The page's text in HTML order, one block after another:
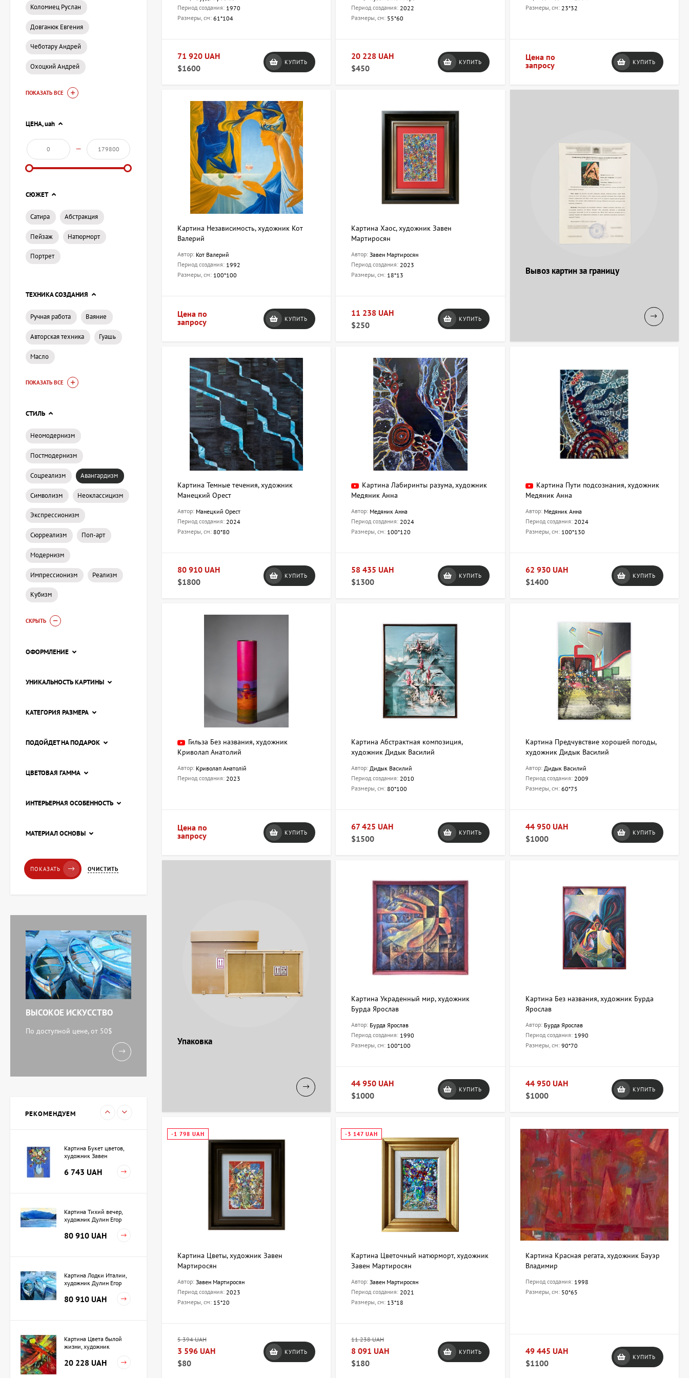
Период создания: 1970
Размеры, см: 61*104
71 920 UAH
$1600
КУПИТЬ
Период создания: 2022
Размеры, см: 55*60
20 228 UAH
$450
КУПИТЬ
Размеры, см: 23*32
Цена по
запросу
КУПИТЬ
Картина Независимость, художник Кот
Валерий
Автор: Кот Валерий
Период создания: 1992
Размеры, см: 100*100
Цена по
запросу
КУПИТЬ
Картина Хаос, художник Завен
Мартиросян
Автор:Завен Мартиросян
Период создания: 2023
Размеры, см: 18*13
11 238 UAH
$250
КУПИТЬ
Вывоз картин за границу
Картина Темные течения, художник
Манецкий Орест
Автор: Манецкий Орест
Период создания: 2024
Размеры, см: 80*80
80 910 UAH
$1800
КУПИТЬ
Картина Лабиринты разума, художник
Медяник Анна
Автор: Медяник Анна
Период создания: 2024
Размеры, см: 100*120
58 435 UAH
$1300
КУПИТЬ
Картина Пути подсознания, художник
Медяник Анна
Автор: Медяник Анна
Период создания: 2024
Размеры, см: 100*130
62 930 UAH
$1400
КУПИТЬ
Гильза Без названия, художник
Криволап Анатолий
Автор: Криволап Анатолій
Период создания: 2023
Цена по
запросу
КУПИТЬ
Картина Абстрактная композиция,
художник Дидык Василий
Автор: Дидык Василий
Период создания: 2010
Размеры, см:80*100
67 425 UAH
$1500
КУПИТЬ
Картина Предчувствие хорошей погоды,
художник Дидык Василий
Автор: Дидык Василий
Период создания: 2009
Размеры, см: 60*75
44 950 UAH
$1000
КУПИТЬ
Упаковка
Картина Украденный мир, художник
Бурда Ярослав
Автор: Бурда Ярослав
Период создания: 1990
Размеры, см: 100*100
44 950 UAH
$1000
КУПИТЬ
Картина Без названия, художник Бурда
Ярослав
Автор: Бурда Ярослав
Период создания: 1990
Размеры, см: 90*70
44 950 UAH
$1000
КУПИТЬ
-1 798 UAH
Картина Цветы, художник Завен
Мартиросян
Автор: Завен Мартиросян
Период создания: 2023
Размеры, см: 15*20
5 394 UAH
3 596 UAH
$80
КУПИТЬ
-3 147 UAH
Картина Цветочный натюрморт, художник
Завен Мартиросян
Автор:Завен Мартиросян
Период создания: 2021
Размеры, см: 13*18
11 238 UAH
8 091 UAH
$180
КУПИТЬ
Картина Красная регата, художник Бауэр
Владимир
Период создания: 1998
Размеры, см: 50*65
49 445 UAH
$1100
КУПИТЬ
Коломиец Руслан
Довганюк Евгения
Чеботару Андрей
Охоцкий Андрей
ПОКАЗАТЬ ВСЕ
ЦЕНА,uah
—
СЮЖЕТ
Сатира Абстракция
Пейзаж Натюрморт
Портрет
ТЕХНИКА СОЗДАНИЯ
Ручная работа Ваяние
Авторская техника Гуашь
Масло
ПОКАЗАТЬ ВСЕ
СТИЛЬ
Неомодернизм
Постмодернизм
Соцреализм Авангардизм
Символизм Неоклассицизм
Экспрессионизм
Сюрреализм Поп-арт
Модернизм
Импрессионизм Реализм
Кубизм
СКРЫТЬ
ОФОРМЛЕНИЕ
УНИКАЛЬНОСТЬ КАРТИНЫ
КАТЕГОРИЯ РАЗМЕРА
ПОДОЙДЕТ НА ПОДАРОК
ЦВЕТОВАЯ ГАММА
ИНТЕРЬЕРНАЯ ОСОБЕННОСТЬ
МАТЕРИАЛ ОСНОВЫ
ПОКАЗАТЬ ОЧИСТИТЬ
ВЫСОКОЕ ИСКУССТВО
По доступной цене, от 50$
РЕКОМЕНДУЕМ
Картина Пирс, художник
Лоза Наталья
11 238 UAH
Картина Абстракция
триптих, художник Бурда
Ярослав
71 920 UAH
художник Кокин Михаил
Картина Букет цветов,
художник Завен
6 743 UAH
Картина Тихий вечер,
художник Дулин Егор
80 910 UAH
Картина Лодки Италии,
художник Дулин Егор
80 910 UAH
Картина Цвета былой
жизни, художник
20 228 UAH